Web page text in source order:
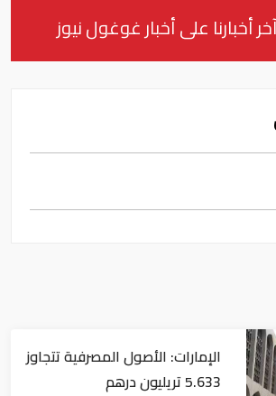
أخبارنا على أخبار غوغول نيوز
الإمارات: الأصول المصرفية تتجاوز
5.633 تريليون درهم